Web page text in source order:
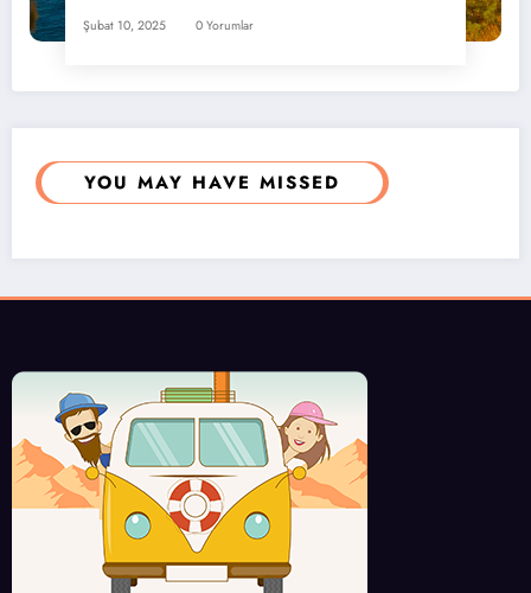
Şubat 10, 2025 0 Yorumlar
YOU MAY HAVE MISSED